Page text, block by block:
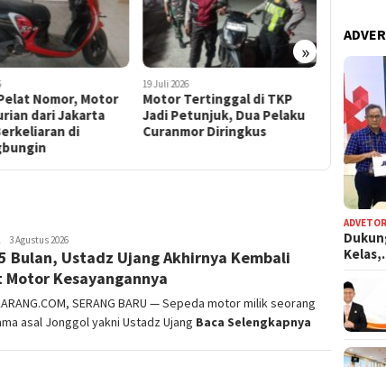
»
di TKP
Dua Pelaku
Diringkus
11 Juli 2026
Buron Lima Bulan, Terduga
Pelaku Curanmor Dibekuk
Saat Terlelap di Rumah
23 Juli 2026
Teknisi
Saat
admin
3 Agustus 2026
Bulan, Ustadz Ujang Akhirnya Kembali
Motor Kesayangannya
SERANG BARU — Sepeda motor milik seorang
asal Jonggol yakni Ustadz Ujang Baca Selengkapnya